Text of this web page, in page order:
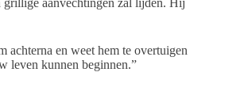
achterna en weet hem te overtuigen
leven kunnen beginnen.”